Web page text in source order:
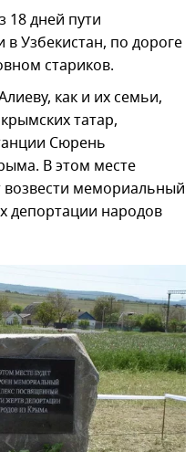
18 дней пути
Узбекистан, по дороге
стариков.
как и их семьи,
татар,
Сюрень
В этом месте
мемориальный
депортации народов